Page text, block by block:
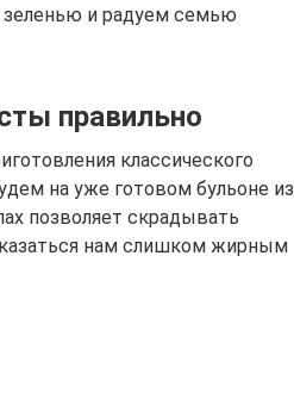
зеленью и радуем семью
правильно
классического
на уже готовом бульоне из
позволяет скрадывать
нам слишком жирным